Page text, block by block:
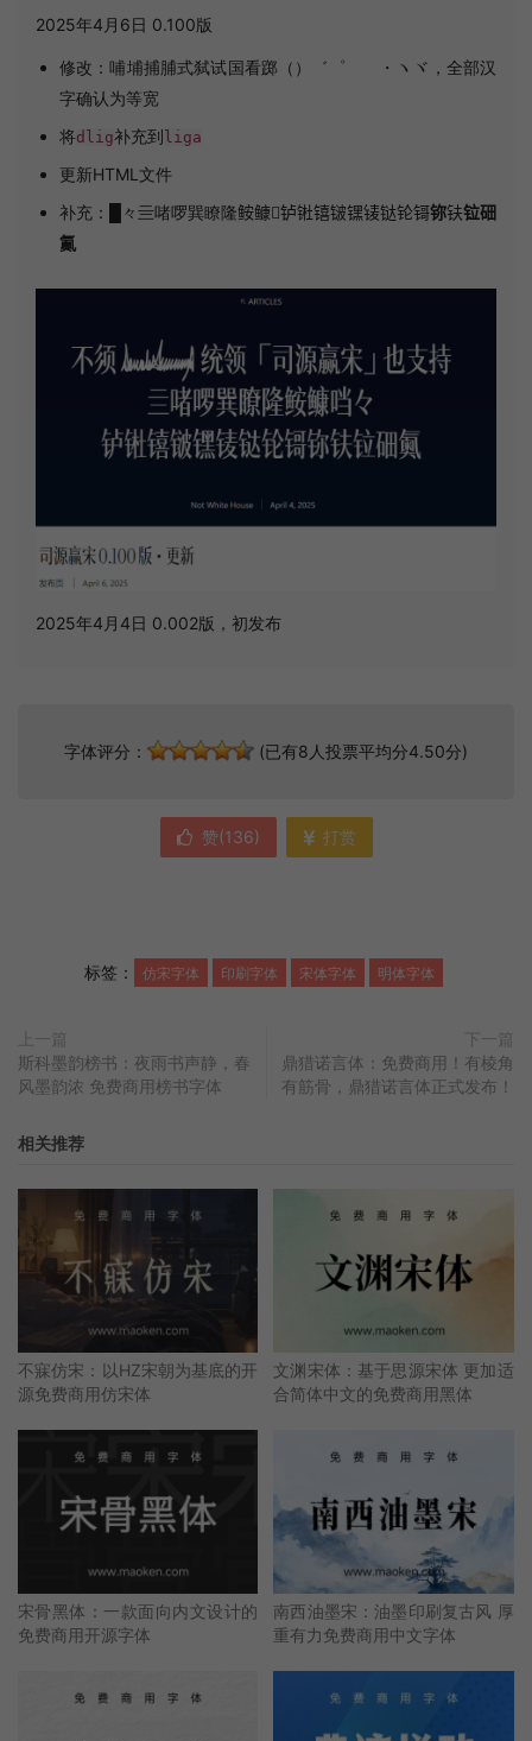
2025年4月6日 0.100版
修改：哺埔捕脯式弑试国看踯（）゛゜ゝゞ・ヽヾ，全部汉
字确认为等宽
将dlig补充到 liga
更新HTML文件
补充：█々亖啫啰巽瞭隆𩽾𩾌𪠽𬬻𬭊𬭳𬭛𬭶鿏𫟼𬬭鿔鿭𫓧𫟷鿬
鿫
2025年4月4日 0.002版，初发布
字体评分： (已有8人投票平均分4.50分)
赞(136) 打赏
标签： 仿宋字体 印刷字体 宋体字体 明体字体
上一篇
斯科墨韵榜书：夜雨书声静，春
风墨韵浓 免费商用榜书字体
下一篇
鼎猎诺言体：免费商用！有棱角
有筋骨，鼎猎诺言体正式发布！
相关推荐
不寐仿宋：以HZ宋朝为基底的开
源免费商用仿宋体
文渊宋体：基于思源宋体 更加适
合简体中文的免费商用黑体
宋骨黑体：一款面向内文设计的
免费商用开源字体
南西油墨宋：油墨印刷复古风 厚
重有力免费商用中文字体